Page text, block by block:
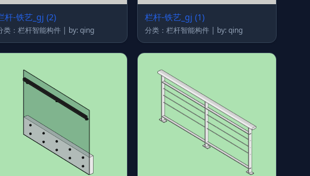
杆-铁艺_gj (2)
分类：栏杆智能构件 | by: qing
栏杆-铁艺_gj (1)
分类：栏杆智能构件 | by: qing